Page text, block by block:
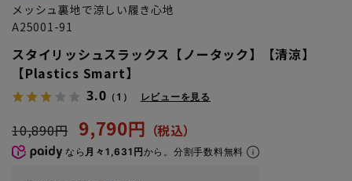
メッシュ裏地で涼しい履き心地
A25001-91
スタイリッシュスラックス【ノータック】【清涼】
【Plastics Smart】
3.0 （1） レビューを見る
10,890円 9,790円
なら 月々1,631円から。分割手数料無料